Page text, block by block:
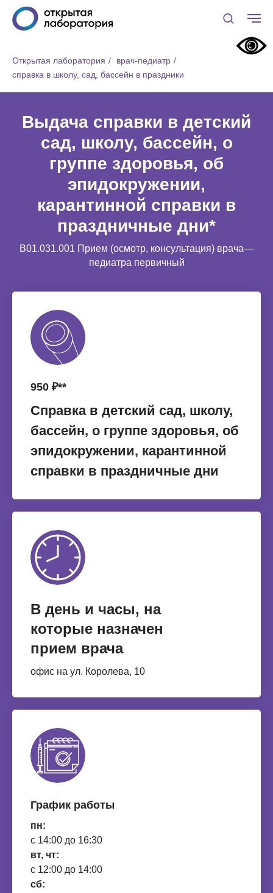
Открытая лаборатория / врач-педиатр /
справка в школу, сад, бассейн в праздники
Выдача справки в детский
сад, школу, бассейн, о
группе здоровья, об
эпидокружении,
карантинной справки в
праздничные дни*
B01.031.001 Прием (осмотр, консультация) врача—
педиатра первичный
950 ₽**
Справка в детский сад, школу,
бассейн, о группе здоровья, об
эпидокружении, карантинной
справки в праздничные дни
В день и часы, на
которые назначен
прием врача
офис на ул. Королева, 10
График работы
пн:
с 14:00 до 16:30
вт, чт:
с 12:00 до 14:00
сб: